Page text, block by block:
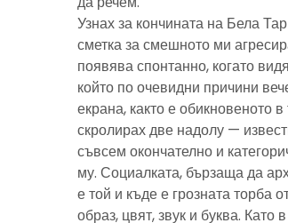
Узнах за кончината на Бела
сметка за смешното ми
появява спонтанно, когато
който по очевидни причини
екрана, както е обикновеното
скролирах две надолу —
съвсем окончателно и
му. Социалката, бързаща да
е той и къде е грозната торба
образ, цвят, звук и буква. Като